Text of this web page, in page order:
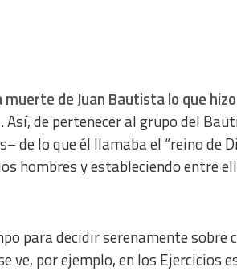
muerte de Juan Bautista lo que
. Así, de pertenecer al grupo del
de lo que él llamaba el “reino de
hombres y estableciendo entre
para decidir serenamente sobre
ve, por ejemplo, en los Ejercicios